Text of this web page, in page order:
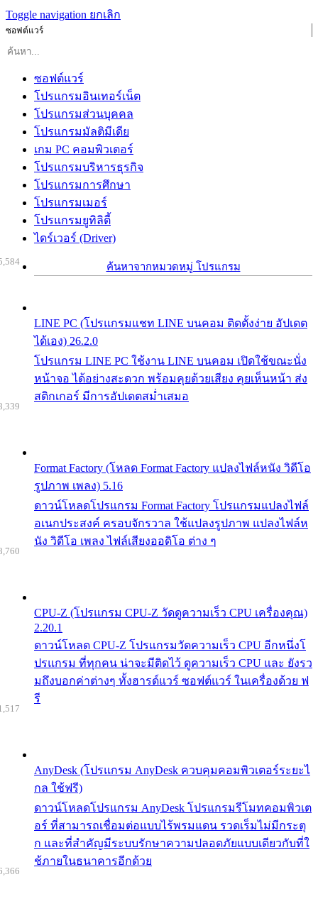
Toggle navigation ยกเลิก
ซอฟต์แวร์
ซอฟต์แวร์
โปรแกรมอินเทอร์เน็ต
โปรแกรมส่วนบุคคล
โปรแกรมมัลติมีเดีย
เกม PC คอมพิวเตอร์
โปรแกรมบริหารธุรกิจ
โปรแกรมการศึกษา
โปรแกรมเมอร์
โปรแกรมยูทิลิตี้
ไดร์เวอร์ (Driver)
ค้นหาจากหมวดหมู่ โปรแกรม
LINE PC (โปรแกรมแชท LINE บนคอม ติดตั้งง่าย อัปเดต
ได้เอง) 26.2.0
โปรแกรม LINE PC ใช้งาน LINE บนคอม เปิดใช้ขณะนั่ง
หน้าจอ ได้อย่างสะดวก พร้อมคุยด้วยเสียง คุยเห็นหน้า ส่ง
สติกเกอร์ มีการอัปเดตสม่ำเสมอ
Format Factory (โหลด Format Factory แปลงไฟล์หนัง วิดีโอ
รูปภาพ เพลง) 5.16
ดาวน์โหลดโปรแกรม Format Factory โปรแกรมแปลงไฟล์
อเนกประสงค์ ครอบจักรวาล ใช้แปลงรูปภาพ แปลงไฟล์ห
นัง วิดีโอ เพลง ไฟล์เสียงออดิโอ ต่าง ๆ
CPU-Z (โปรแกรม CPU-Z วัดดูความเร็ว CPU เครื่องคุณ)
2.20.1
ดาวน์โหลด CPU-Z โปรแกรมวัดความเร็ว CPU อีกหนึ่งโ
ปรแกรม ที่ทุกคน น่าจะมีติดไว้ ดูความเร็ว CPU และ ยังรว
มถึงบอกค่าต่างๆ ทั้งฮารด์แวร์ ซอฟต์แวร์ ในเครื่องด้วย ฟ
รี
AnyDesk (โปรแกรม AnyDesk ควบคุมคอมพิวเตอร์ระยะไ
กล ใช้ฟรี)
ดาวน์โหลดโปรแกรม AnyDesk โปรแกรมรีโมทคอมพิวเต
อร์ ที่สามารถเชื่อมต่อแบบไร้พรมแดน รวดเร็มไม่มีกระตุ
ก และที่สำคัญมีระบบรักษาความปลอดภัยแบบเดียวกับที่ใ
ช้ภายในธนาคารอีกด้วย